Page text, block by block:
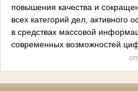
повышения качества и
всех категорий дел, активного
в средствах массовой
современных возможностей